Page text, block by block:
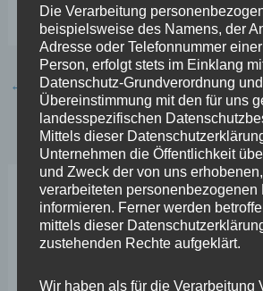
Lewentz (rechts).
← Vorheriger Beitrag
Neueste Beiträge
Die Verarbeitung
beispielsweise des Namens, der
Adresse oder Telefonnummer
Person, erfolgt stets im Einklang
Datenschutz-Grundverordnung
Übereinstimmung mit den für uns
landesspezifischen
Mittels dieser
Unternehmen die Öffentlichkeit
und Zweck der von uns
verarbeiteten personenbezogenen
informieren. Ferner werden
mittels dieser
zustehenden Rechte aufgeklärt.
Wir haben als für die Verarbeitung